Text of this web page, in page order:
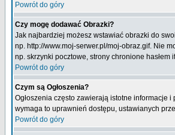
Powrót do góry
Czy mogę dodawać Obrazki?
Jak najbardziej możesz wstawiać obrazki do
np. http://www.moj-serwer.pl/moj-obraz.gif. Nie
np. skrzynki pocztowe, strony chronione
Powrót do góry
Czym są Ogłoszenia?
Ogłoszenia często zawierają istotne informacje
wymaga to uprawnień dostępu, ustawianych
Powrót do góry